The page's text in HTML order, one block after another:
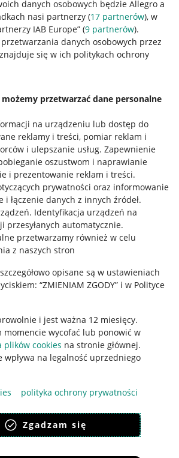
danych osobowych będzie Allegro a
nasi partnerzy (17 partnerów), w
IAB Europe” (9 partnerów).
danych osobowych przez
się w ich politykach ochrony
przetwarzać dane personalne
na urządzeniu lub dostęp do
reklamy i treści, pomiar reklam i
i ulepszanie usług. Zapewnienie
oszustwom i naprawianie
i prezentowanie reklam i treści.
prywatności oraz informowanie
i łączenie danych z innych źródeł.
. Identyfikacja urządzeń na
przesyłanych automatycznie.
przetwarzamy również w celu
z naszych stron
opisane są w ustawieniach
“ZMIENIAM ZGODY” i w Polityce
i jest ważna 12 miesięcy.
momencie wycofać lub ponowić w
plików cookies na stronie głównej.
wpływa na legalność uprzedniego
polityka ochrony prywatności
Zgadzam się
Usługach Cyfrowych